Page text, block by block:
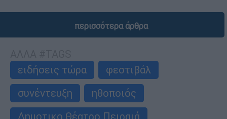
περισσότερα άρθρα
ειδήσεις τώρα
φεστιβάλ
συνέντευξη
ηθοποιός
Δημοτικο Θέατρο Πειραιά